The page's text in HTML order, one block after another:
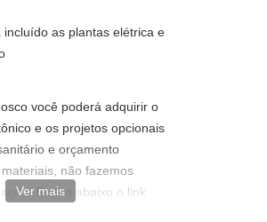
incluído as plantas elétrica e
você poderá adquirir o
e os projetos opcionais
e orçamento
não fazemos
Segue abaixo o link
Ver mais